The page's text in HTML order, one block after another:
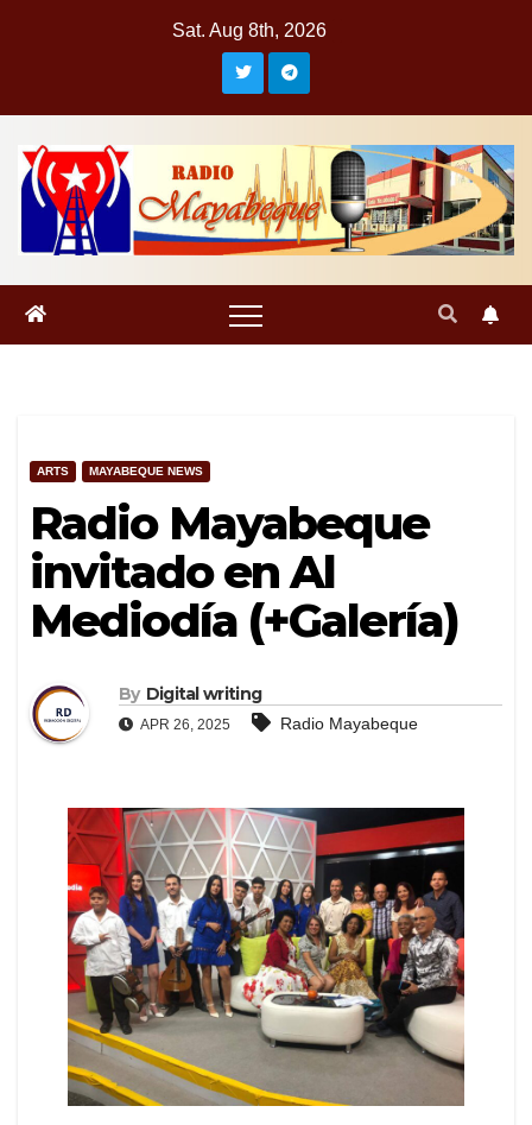
Sat. Aug 8th, 2026
ARTS MAYABEQUE NEWS
Radio Mayabeque
invitado en Al
Mediodía (+Galería)
By Digital writing
APR 26, 2025 Radio Mayabeque